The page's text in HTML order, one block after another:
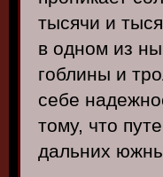
тысячи и
в одном из
гоблины и
себе
тому, что
дальних